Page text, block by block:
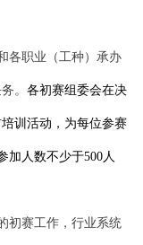
各职业（工种）承办
。 各初赛组委会在决
训活动，为每位参赛
加人数不少于500 人
初赛工作，行业系统